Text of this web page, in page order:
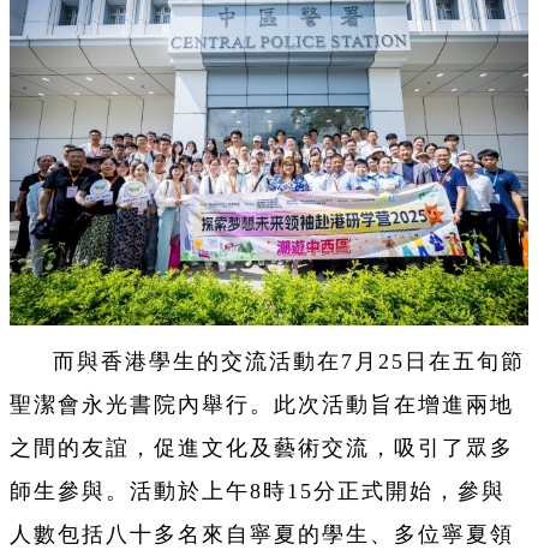
而與香港學生的交流活動在7月25日在五旬節
聖潔會永光書院內舉行。此次活動旨在增進兩地
之間的友誼，促進文化及藝術交流，吸引了眾多
師生參與。活動於上午8時15分正式開始，參與
人數包括八十多名來自寧夏的學生、多位寧夏領